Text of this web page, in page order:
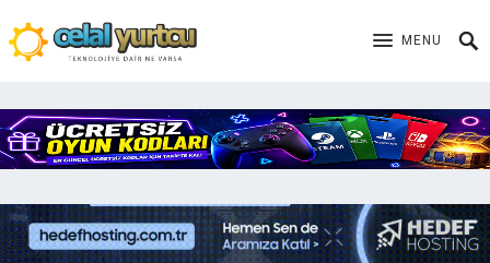
MENU